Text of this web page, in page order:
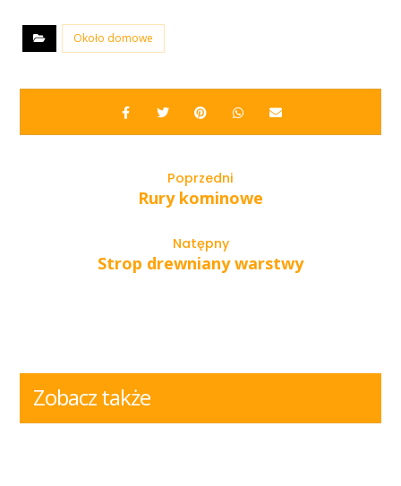
Około domowe
Poprzedni
Rury kominowe
Natępny
Strop drewniany warstwy
Zobacz także